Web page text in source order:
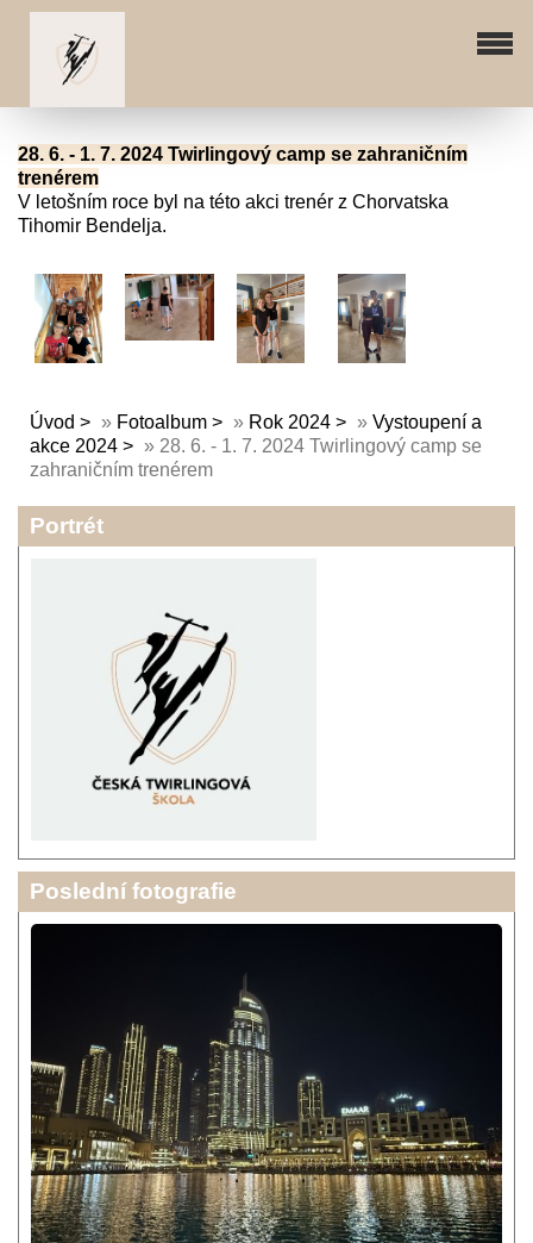
28. 6. - 1. 7. 2024 Twirlingový camp se zahraničním
trenérem
V letošním roce byl na této akci trenér z Chorvatska
Tihomir Bendelja.
Úvod » Fotoalbum » Rok 2024 » Vystoupení a
akce 2024
» 28. 6. - 1. 7. 2024 Twirlingový camp se
zahraničním trenérem
Portrét
Poslední fotografie